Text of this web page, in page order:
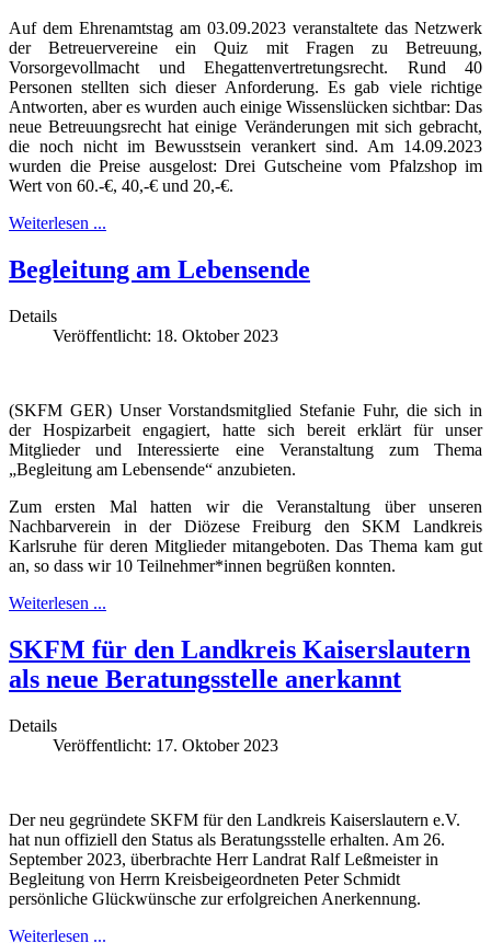
Auf dem Ehrenamtstag am 03.09.2023 veranstaltete das Netzwerk
der Betreuervereine ein Quiz mit Fragen zu Betreuung,
Vorsorgevollmacht und Ehegattenvertretungsrecht. Rund 40
Personen stellten sich dieser Anforderung. Es gab viele richtige
Antworten, aber es wurden auch einige Wissenslücken sichtbar: Das
neue Betreuungsrecht hat einige Veränderungen mit sich gebracht,
die noch nicht im Bewusstsein verankert sind. Am 14.09.2023
wurden die Preise ausgelost: Drei Gutscheine vom Pfalzshop im
Wert von 60.-€, 40,-€ und 20,-€.
Weiterlesen ...
Begleitung am Lebensende
Details
Veröffentlicht: 18. Oktober 2023
(SKFM GER) Unser Vorstandsmitglied Stefanie Fuhr, die sich in
der Hospizarbeit engagiert, hatte sich bereit erklärt für unser
Mitglieder und Interessierte eine Veranstaltung zum Thema
„Begleitung am Lebensende“ anzubieten.
Zum ersten Mal hatten wir die Veranstaltung über unseren
Nachbarverein in der Diözese Freiburg den SKM Landkreis
Karlsruhe für deren Mitglieder mitangeboten. Das Thema kam gut
an, so dass wir 10 Teilnehmer*innen begrüßen konnten.
Weiterlesen ...
SKFM für den Landkreis Kaiserslautern
als neue Beratungsstelle anerkannt
Details
Veröffentlicht: 17. Oktober 2023
Der neu gegründete SKFM für den Landkreis Kaiserslautern e.V.
hat nun offiziell den Status als Beratungsstelle erhalten. Am 26.
September 2023, überbrachte Herr Landrat Ralf Leßmeister in
Begleitung von Herrn Kreisbeigeordneten Peter Schmidt
persönliche Glückwünsche zur erfolgreichen Anerkennung.
Weiterlesen ...